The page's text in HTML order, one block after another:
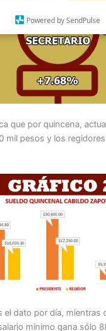
Powered by SendPulse
que por quincena,
mil pesos y los
el dato por día, mientras
mínimo gana sólo